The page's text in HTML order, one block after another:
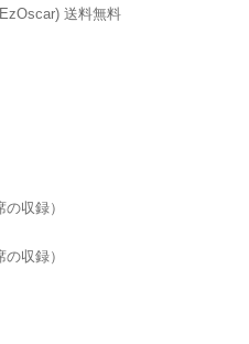
送料無料
収録）
収録）